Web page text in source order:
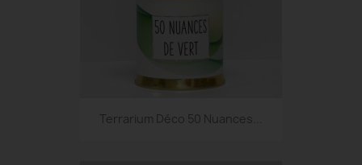
Terrarium Déco 50 Nuances...